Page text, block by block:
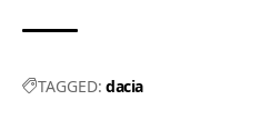
TAGGED: dacia